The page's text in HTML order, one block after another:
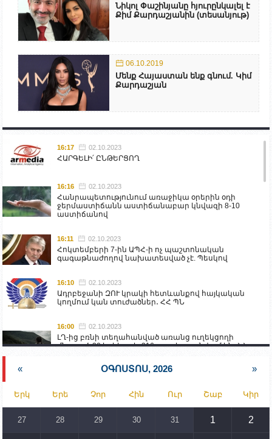
Նիկոլ Փաշինյանը հյուրընկալել է
Քիմ Քարդաշյանին (տեսանյութ)
06.10.2019
Մենք Հայաստան ենք գնում. Կիմ
Քարդաշյան
16:17 02.10.2023
ՀԱՐԳԵԼԻ՛ ԸՆԹԵՐՑՈՂ
16:16 02.10.2023
Հանրապետությունում առաջիկա օրերին օդի
ջերմաստիճանն աստիճանաբար կնվազի 8-10
աստիճանով
16:11 02.10.2023
Հոկտեմբերի 7-ին ԱՊՀ-ի ոչ պաշտոնական
գագաթնաժողով նախատեսված չէ. Պեսկով
16:10 02.10.2023
Ադրբեջանի ԶՈՒ կրակի հետևանքով հայկական
կողմում կան տուժածներ․ ՀՀ ՊՆ
16:00 02.10.2023
ԼՂ-ից բռնի տեղահանված առանց ուղեկցողի
մնացած 20 երեխա և 216 տարեց գտնվում են ՀՀ
Իրանը կողմ է տարածաշրջանի համար շահավետ
տրանսպորտային հաղորդակցությունների
զարգացմանը, սակայն ոչ՝ միջազգային
սահմանների փոփոխությանը
« ՕԳՈՍՏՈՍ, 2026 »
Երկ Երե Չոր Հին Ուր Շաբ Կիր
27 28 29 30 31 1 2